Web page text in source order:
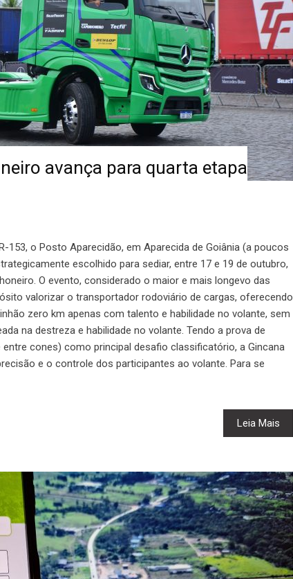
avança para quarta etapa
153, o Posto Aparecidão, em Aparecida de Goiânia (a poucos
escolhido para sediar, entre 17 e 19 de outubro,
O evento, considerado o maior e mais longevo das
valorizar o transportador rodoviário de cargas, oferecendo
zero km apenas com talento e habilidade no volante, sem
na destreza e habilidade no volante. Tendo a prova de
cones) como principal desafio classificatório, a Gincana
e o controle dos participantes ao volante. Para se
Leia Mais